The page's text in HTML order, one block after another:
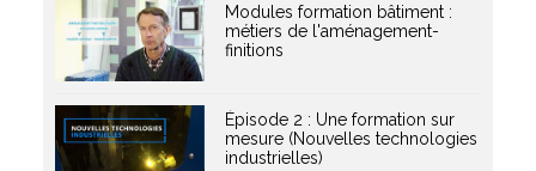
Modules formation bâtiment :
métiers de l'aménagement-
finitions
Épisode 2 : Une formation sur
mesure (Nouvelles technologies
industrielles)